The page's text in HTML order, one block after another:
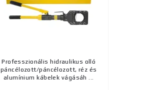
Professzionális hidraulikus olló
páncélozott/páncélozott, réz és
alumínium kábelek vágásáh ...